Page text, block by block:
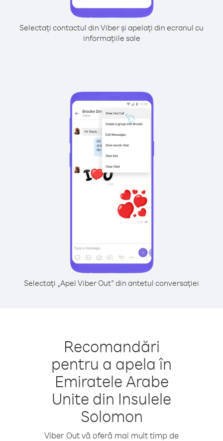
Selectați contactul din Viber și apelați din ecranul cu
informațiile sale
Selectați „Apel Viber Out” din antetul conversației
Recomandări
pentru a apela în
Emiratele Arabe
Unite din Insulele
Solomon
Viber Out vă oferă mai mult timp de